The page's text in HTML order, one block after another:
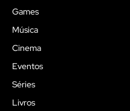
Games
Música
Cinema
Eventos
Séries
Livros